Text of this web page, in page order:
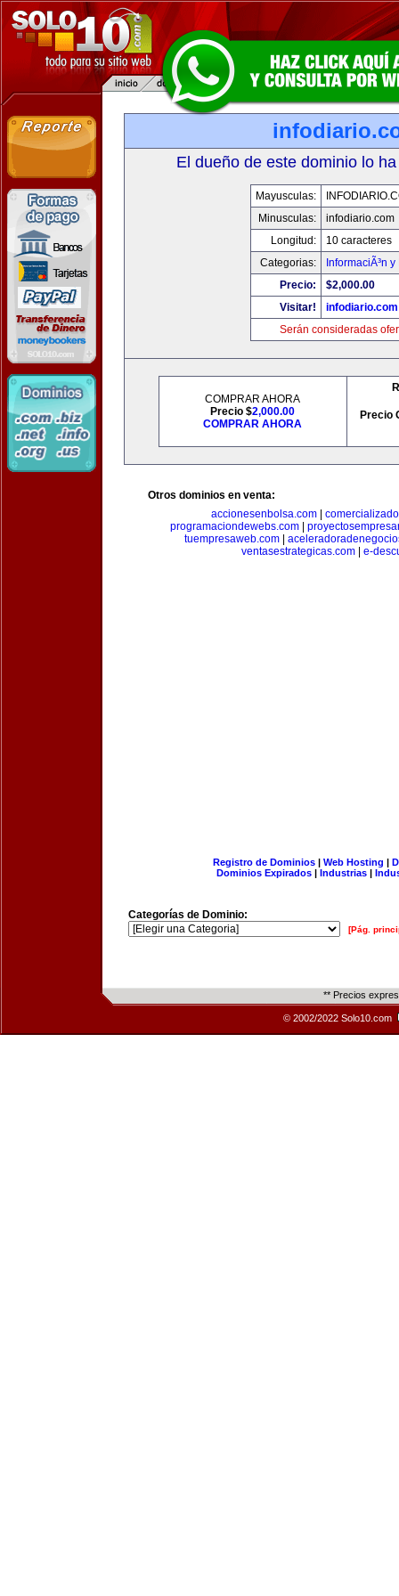
El dueño de este dominio lo
Mayusculas:
Minusculas:
infodiario.com
Longitud:
10 caracteres
Categorias:
InformaciÃ³n
Precio:
$2,000.00
Visitar!
infodiario.com
Serán consideradas
COMPRAR AHORA
Precio $2,000.00
COMPRAR AHORA
Precio
Otros dominios en venta:
accionesenbolsa.com
programaciondewebs.com
tuempresaweb.com
ventasestrategicas.com| e-
Registro de Dominios| Web Hosting |
Dominios Expirados | Industrias |
Categorías de Dominio:
[Pág.
** Precios
© 2002/2022 Solo10.com